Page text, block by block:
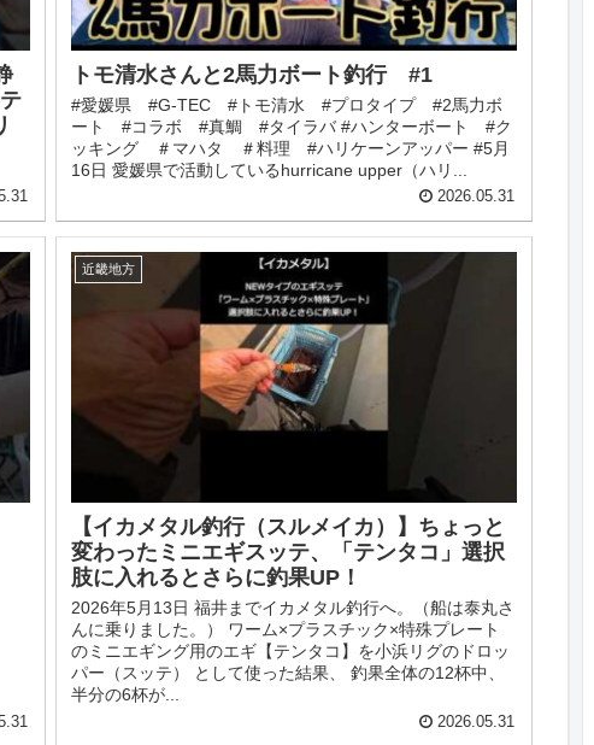
トモ清水さんと2馬力ボート釣行 #1
#愛媛県 #G-TEC #トモ清水 #プロタイプ #2馬力ボ
ート #コラボ #真鯛 #タイラバ #ハンターボート #ク
ッキング ＃マハタ ＃料理 #ハリケーンアッパー #5月
16日 愛媛県で活動しているhurricane upper（ハリ...
2026.05.31
近畿地方
【イカメタル釣行（スルメイカ）】ちょっと
変わったミニエギスッテ、「テンタコ」選択
肢に入れるとさらに釣果UP！
2026年5月13日 福井までイカメタル釣行へ。（船は泰丸さ
んに乗りました。） ワーム×プラスチック×特殊プレート
のミニエギング用のエギ【テンタコ】を小浜リグのドロッ
パー（スッテ） として使った結果、 釣果全体の12杯中、
半分の6杯が...
2026.05.31